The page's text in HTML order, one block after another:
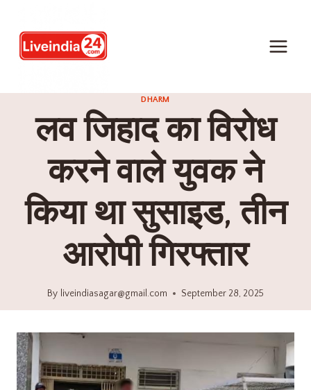
DHARM
लव जिहाद का विरोध
करने वाले युवक ने
किया था सुसाइड, तीन
आरोपी गिरफ्तार
By liveindiasagar@gmail.com September 28, 2025